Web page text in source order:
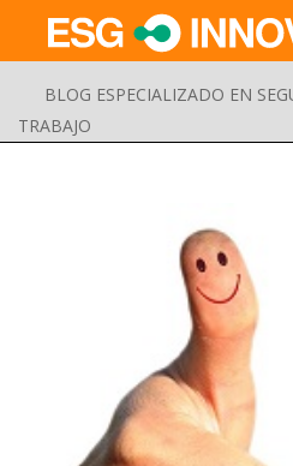
BLOG ESPECIALIZADO EN
TRABAJO